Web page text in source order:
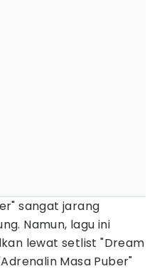
sangat jarang
Namun, lagu ini
lewat setlist "Dream
Masa Puber"